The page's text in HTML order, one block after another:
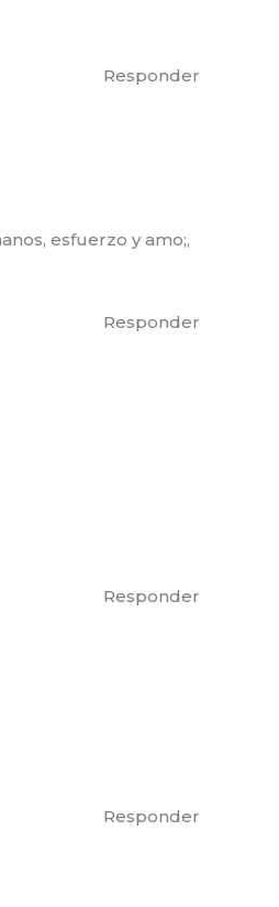
Responder
esfuerzo y amo;,
Responder
Responder
Responder